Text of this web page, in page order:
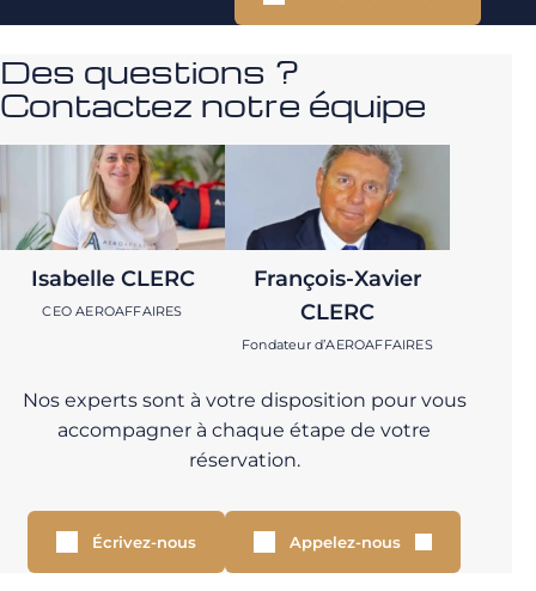
Des questions ?
Contactez notre équipe
Isabelle CLERC
CEO AEROAFFAIRES
François-Xavier
CLERC
Fondateur d’AEROAFFAIRES
Nos experts sont à votre disposition pour vous
accompagner à chaque étape de votre
réservation.
Écrivez-nous Appelez-nous